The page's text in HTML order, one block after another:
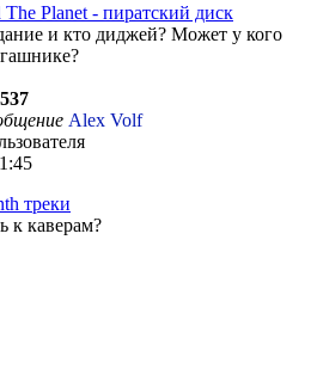
Planet - пиратский диск
и кто диджей? Может у кого
Alex Volf
треки
к каверам?